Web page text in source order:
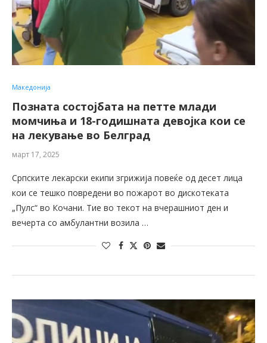
Македонија
Позната состојбата на петте млади
момчиња и 18-годишната девојка кои се
на лекување во Белград
март 17, 2025
Српските лекарски екипи згрижија повеќе од десет лица
кои се тешко повредени во пожарот во дискотеката
„Пулс“ во Кочани. Тие во текот на вчерашниот ден и
вечерта со амбулантни возила …